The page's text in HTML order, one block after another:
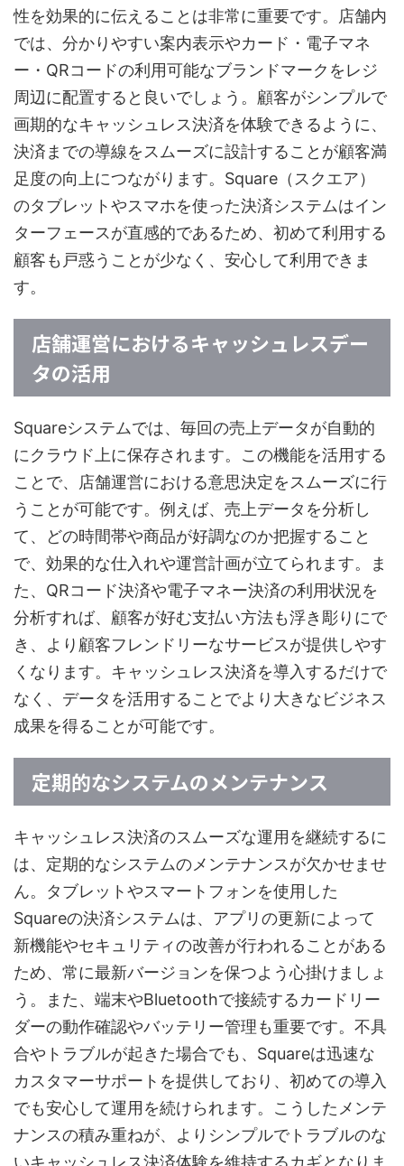
性を効果的に伝えることは非常に重要です。店舗内
では、分かりやすい案内表示やカード・電子マネ
ー・QRコードの利用可能なブランドマークをレジ
周辺に配置すると良いでしょう。顧客がシンプルで
画期的なキャッシュレス決済を体験できるように、
決済までの導線をスムーズに設計することが顧客満
足度の向上につながります。Square（スクエア）
のタブレットやスマホを使った決済システムはイン
ターフェースが直感的であるため、初めて利用する
顧客も戸惑うことが少なく、安心して利用できま
す。
店舗運営におけるキャッシュレスデー
タの活用
Squareシステムでは、毎回の売上データが自動的
にクラウド上に保存されます。この機能を活用する
ことで、店舗運営における意思決定をスムーズに行
うことが可能です。例えば、売上データを分析し
て、どの時間帯や商品が好調なのか把握すること
で、効果的な仕入れや運営計画が立てられます。ま
た、QRコード決済や電子マネー決済の利用状況を
分析すれば、顧客が好む支払い方法も浮き彫りにで
き、より顧客フレンドリーなサービスが提供しやす
くなります。キャッシュレス決済を導入するだけで
なく、データを活用することでより大きなビジネス
成果を得ることが可能です。
定期的なシステムのメンテナンス
キャッシュレス決済のスムーズな運用を継続するに
は、定期的なシステムのメンテナンスが欠かせませ
ん。タブレットやスマートフォンを使用した
Squareの決済システムは、アプリの更新によって
新機能やセキュリティの改善が行われることがある
ため、常に最新バージョンを保つよう心掛けましょ
う。また、端末やBluetoothで接続するカードリー
ダーの動作確認やバッテリー管理も重要です。不具
合やトラブルが起きた場合でも、Squareは迅速な
カスタマーサポートを提供しており、初めての導入
でも安心して運用を続けられます。こうしたメンテ
ナンスの積み重ねが、よりシンプルでトラブルのな
いキャッシュレス決済体験を維持するカギとなりま